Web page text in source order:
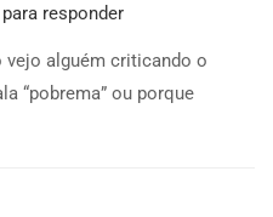
responder
vejo alguém criticando o
“pobrema” ou porque